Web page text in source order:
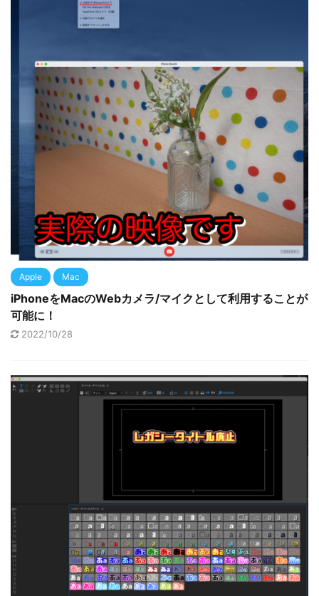
Apple Mac
iPhoneをMacのWebカメラ/マイクとして利用することが
可能に！
2022/10/28